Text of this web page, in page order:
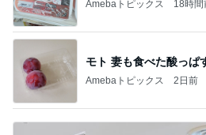
Amebaトピックス 18時間
モト 妻も食べた酸っぱ
Amebaトピックス 2日前